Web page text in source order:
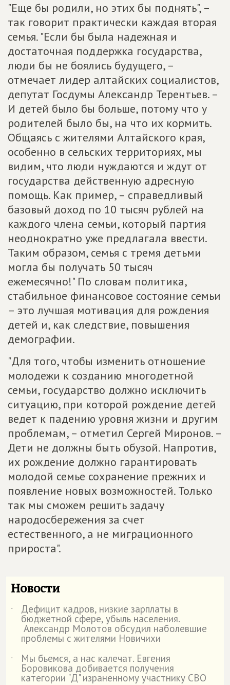
"Еще бы родили, но этих бы поднять", –
так говорит практически каждая вторая
семья. "Если бы была надежная и
достаточная поддержка государства,
люди бы не боялись будущего, –
отмечает лидер алтайских социалистов,
депутат Госдумы Александр Терентьев. –
И детей было бы больше, потому что у
родителей было бы, на что их кормить.
Общаясь с жителями Алтайского края,
особенно в сельских территориях, мы
видим, что люди нуждаются и ждут от
государства действенную адресную
помощь. Как пример, – справедливый
базовый доход по 10 тысяч рублей на
каждого члена семьи, который партия
неоднократно уже предлагала ввести.
Таким образом, семья с тремя детьми
могла бы получать 50 тысяч
ежемесячно!" По словам политика,
стабильное финансовое состояние семьи
– это лучшая мотивация для рождения
детей и, как следствие, повышения
демографии.
"Для того, чтобы изменить отношение
молодежи к созданию многодетной
семьи, государство должно исключить
ситуацию, при которой рождение детей
ведет к падению уровня жизни и другим
проблемам, – отметил Сергей Миронов. –
Дети не должны быть обузой. Напротив,
их рождение должно гарантировать
молодой семье сохранение прежних и
появление новых возможностей. Только
так мы сможем решить задачу
народосбережения за счет
естественного, а не миграционного
прироста".
Новости
˙ Дефицит кадров, низкие зарплаты в
бюджетной сфере, убыль населения.
Александр Молотов обсудил наболевшие
проблемы с жителями Новичихи
˙
Мы бьемся, а нас калечат. Евгения
Боровикова добивается получения
категории "Д" израненному участнику СВО